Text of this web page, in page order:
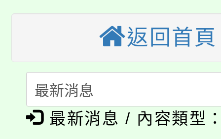
車」活動
桃園市115學年度學生
生本土語及新住民語歌
公告本校115學年度第
代理(課)教師甄選結果(
公告本校115學年度第
代理(課)教師甄選結果(
轉知中國文化大學推廣
《TA101》溝通分析基
淨零綠生活教案入校路
返回首頁
最新消息 / 內容類型